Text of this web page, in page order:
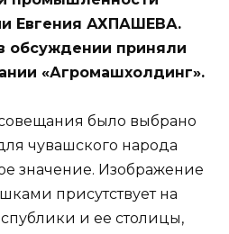
Евгения АХПАШЕВА.
обсуждении приняли
«Агромашхолдинг».
было выбрано
чувашского народа
значение. Изображение
присутствует на
и ее столицы,